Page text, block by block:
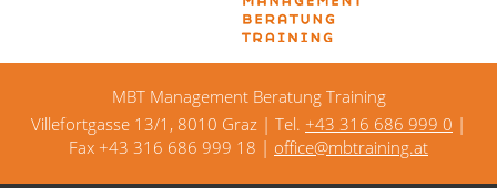
MBT Management Beratung Training
Villefortgasse 13/1, 8010 Graz | Tel. +43 316 686 999 0 |
Fax +43 316 686 999 18 | office@mbtraining.at